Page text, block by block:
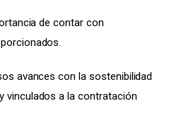
de contar con
avances con la sostenibilidad
vinculados a la contratación